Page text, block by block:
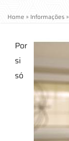
Home » Informações »
Por
si
só